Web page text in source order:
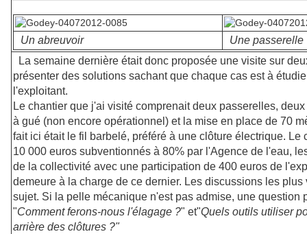
Un abreuvoir
Une passerelle
La semaine dernière était donc proposée une visite sur
présenter des solutions sachant que chaque cas est à
l'exploitant.
Le chantier que j'ai visité comprenait deux passerelles,
à gué (non encore opérationnel) et la mise en place de 70
fait ici était le fil barbelé, préféré à une clôture électrique. Le
10 000 euros subventionnés à 80% par l'Agence de l'eau,
de la collectivité avec une participation de 400 euros de
demeure à la charge de ce dernier. Les discussions les plus
sujet. Si la pelle mécanique n'est pas admise, une question
"Comment ferons-nous l'élagage ?" et"Quels outils utiliser
arrière des clôtures ?"